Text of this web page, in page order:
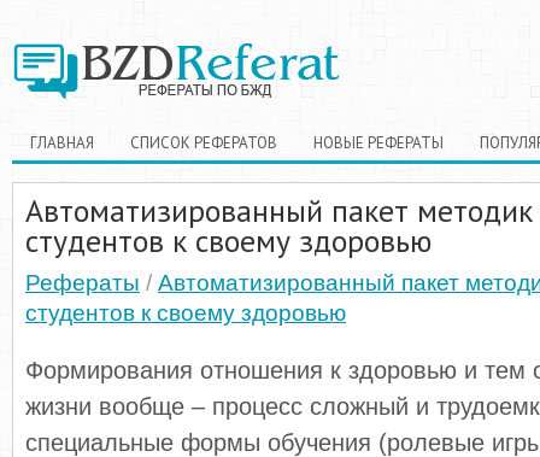
ГЛАВНАЯ СПИСОК РЕФЕРАТОВ НОВЫЕ РЕФЕРАТЫ
Автоматизированный пакет
студентов к своему здоровью
Рефераты / Автоматизированный пакет
студентов к своему здоровью
Формирования отношения к здоровью и тем
жизни вообще – процесс сложный и
специальные формы обучения (ролевые